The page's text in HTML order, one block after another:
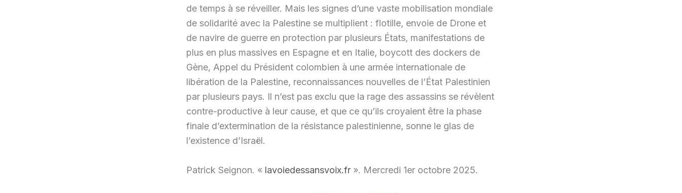
de temps à se réveiller. Mais les signes d’une vaste mobilisation mondiale
de solidarité avec la Palestine se multiplient : flotille, envoie de Drone et
de navire de guerre en protection par plusieurs États, manifestations de
plus en plus massives en Espagne et en Italie, boycott des dockers de
Gène, Appel du Président colombien à une armée internationale de
libération de la Palestine, reconnaissances nouvelles de l’État Palestinien
par plusieurs pays. Il n’est pas exclu que la rage des assassins se révèlent
contre-productive à leur cause, et que ce qu’ils croyaient être la phase
finale d’extermination de la résistance palestinienne, sonne le glas de
l’existence d’Israël.
Patrick Seignon. « lavoiedessansvoix.fr ». Mercredi 1er octobre 2025.